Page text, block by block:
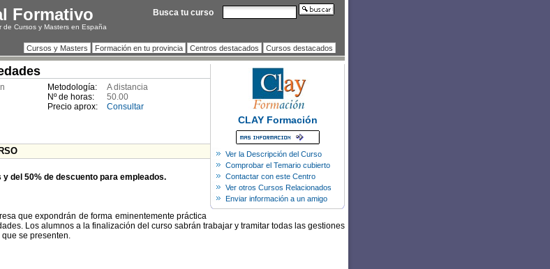
Formativo
de Cursos y Masters en España
Cursos y Masters Formación en tu provincia Centros destacados Cursos destacados
CLAY Formación
Ver la Descripción del Curso
Comprobar el Temario cubierto
Contactar con este Centro
Ver otros Cursos Relacionados
Enviar información a un amigo
Metodología:
A distancia
Nº de horas:
50.00
Precio aprox:
Consultar
del 50% de descuento para empleados.
que expondrán de forma eminentemente práctica
Los alumnos a la finalización del curso sabrán trabajar y tramitar todas las gestiones
se presenten.
Busca tu curso